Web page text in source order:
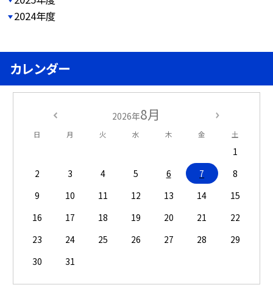
2024年度
カレンダー
2026年8月
日 月 火 水 木 金 土
1
2
3 4 5 6 7
8
9
10 11 12 13 14
15
16
17 18 19 20 21
22
23
24 25 26 27 28
29
30
31